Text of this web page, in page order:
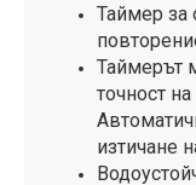
Таймер за
Таймерът
точност
изтичане